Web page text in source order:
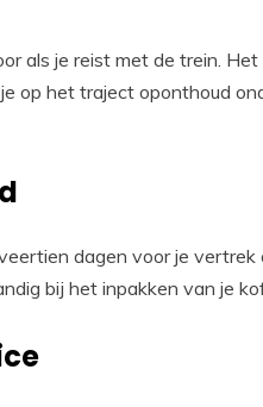
als je reist met de trein.
op het traject oponthoud
dagen voor je
bij het inpakken van je